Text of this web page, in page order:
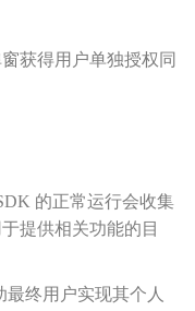
获得用户单独授权同
的正常运行会收集
提供相关功能的目
终用户实现其个人